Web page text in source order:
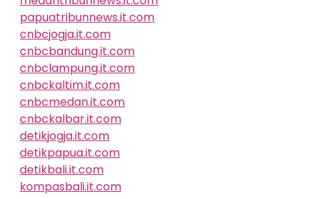
papuatribunnews.it.com
cnbcjogja.it.com
cnbcbandung.it.com
cnbclampung.it.com
cnbckaltim.it.com
cnbcmedan.it.com
cnbckalbar.it.com
detikjogja.it.com
detikpapua.it.com
detikbali.it.com
kompasbali.it.com